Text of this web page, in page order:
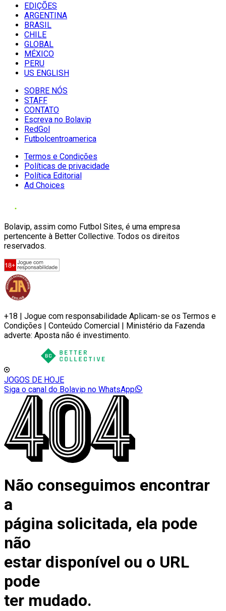
EDIÇÕES
ARGENTINA
BRASIL
CHILE
GLOBAL
MÉXICO
PERU
US ENGLISH
SOBRE NÓS
STAFF
CONTATO
Escreva no Bolavip
RedGol
Futbolcentroamerica
Termos e Condições
Políticas de privacidade
Política Editorial
Ad Choices
Bolavip, assim como Futbol Sites, é uma empresa
pertencente à Better Collective. Todos os direitos
reservados.
+18 | Jogue com responsabilidade Aplicam-se os Termos e
Condições | Conteúdo Comercial | Ministério da Fazenda
adverte: Aposta não é investimento.
JOGOS DE HOJE
Siga o canal do Bolavip no WhatsApp
Não conseguimos encontrar
a
página solicitada, ela pode
não
estar disponível ou o URL
pode
ter mudado.